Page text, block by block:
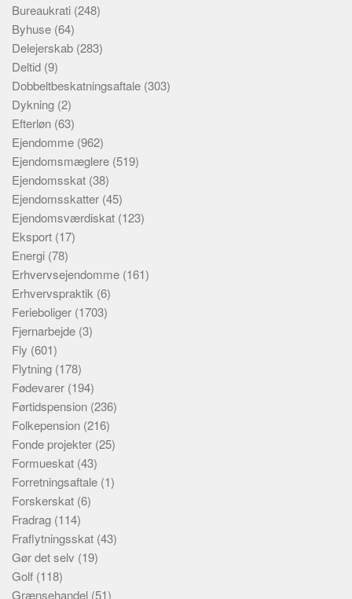
Bureaukrati (248)
Byhuse (64)
Delejerskab (283)
Deltid (9)
Dobbeltbeskatningsaftale (303)
Dykning (2)
Efterløn (63)
Ejendomme (962)
Ejendomsmæglere (519)
Ejendomsskat (38)
Ejendomsskatter (45)
Ejendomsværdiskat (123)
Eksport (17)
Energi (78)
Erhvervsejendomme (161)
Erhvervspraktik (6)
Ferieboliger (1703)
Fjernarbejde (3)
Fly (601)
Flytning (178)
Fødevarer (194)
Førtidspension (236)
Folkepension (216)
Fonde projekter (25)
Formueskat (43)
Forretningsaftale (1)
Forskerskat (6)
Fradrag (114)
Fraflytningsskat (43)
Gør det selv (19)
Golf (118)
Grænsehandel (51)